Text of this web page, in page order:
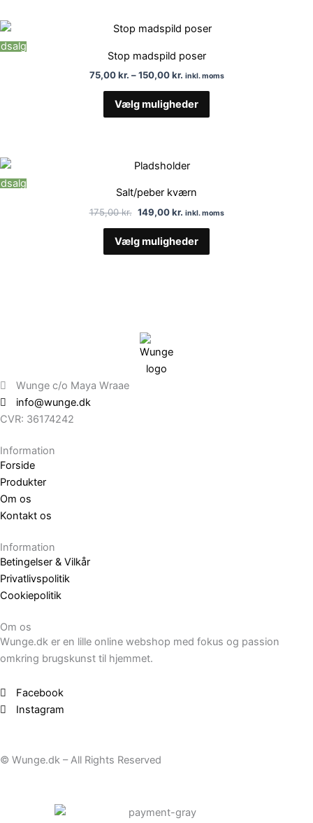
Stop madspild poser
75,00kr. – 150,00kr.
Prisinterval:
75,00 kr.
150,00 kr.
inkl. moms
Vælg muligheder
Dette
flere
varianter.
Salt/peber kværn
175,00kr.
Den
pris
var:
175,00 kr..
149,00kr.
Den
er:
149,00 kr..
inkl. moms
Vælg muligheder
flere
varianter.
Wunge c/o Maya Wraae
info@wunge.dk
CVR: 36174242
Information
Forside
Produkter
Om os
Kontakt os
Information
Betingelser & Vilkår
Privatlivspolitik
Cookiepolitik
Om os
Wunge.dk er en lille online webshop med fokus og passion
omkring brugskunst til hjemmet.
Facebook
Instagram
© Wunge.dk – All Rights Reserved